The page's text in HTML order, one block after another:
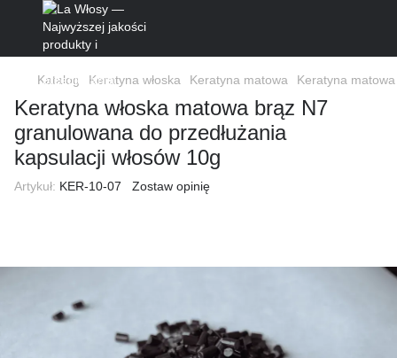
Katalog Keratyna włoska Keratyna matowa Keratyna matowa
Keratyna włoska matowa brąz N7
granulowana do przedłużania
kapsulacji włosów 10g
Artykuł: KER-10-07 Zostaw opinię